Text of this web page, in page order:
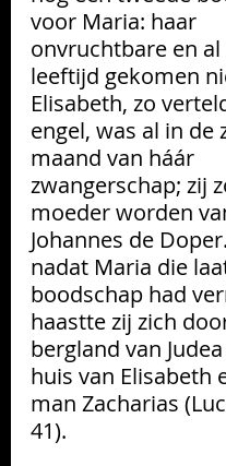
voor Maria: haar
onvruchtbare en
leeftijd gekomen
Elisabeth, zo
engel, was al in de
maand van háár
zwangerschap; zij
moeder worden
Johannes de
nadat Maria die
boodschap had
haastte zij zich
bergland van
huis van Elisabeth
man Zacharias
41).